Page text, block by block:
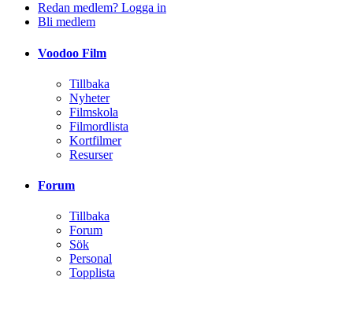
Redan medlem? Logga in
Bli medlem
Voodoo Film
Tillbaka
Nyheter
Filmskola
Filmordlista
Kortfilmer
Resurser
Forum
Tillbaka
Forum
Sök
Personal
Topplista